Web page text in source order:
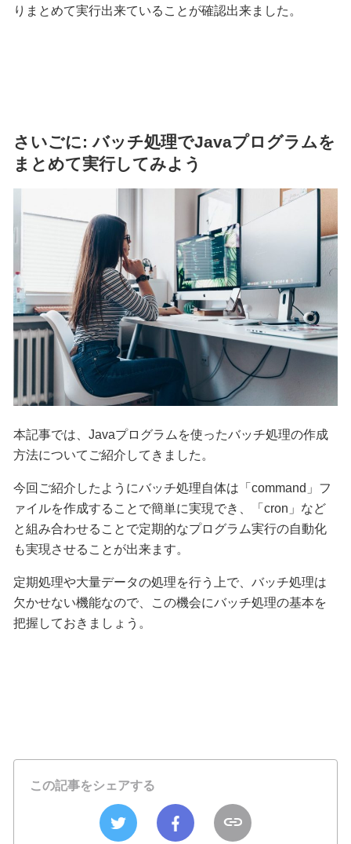
りまとめて実行出来ていることが確認出来ました。
さいごに: バッチ処理でJavaプログラムを
まとめて実行してみよう
本記事では、Javaプログラムを使ったバッチ処理の作成
方法についてご紹介してきました。
今回ご紹介したようにバッチ処理自体は「command」フ
ァイルを作成することで簡単に実現でき、「cron」など
と組み合わせることで定期的なプログラム実行の自動化
も実現させることが出来ます。
定期処理や大量データの処理を行う上で、バッチ処理は
欠かせない機能なので、この機会にバッチ処理の基本を
把握しておきましょう。
この記事をシェアする